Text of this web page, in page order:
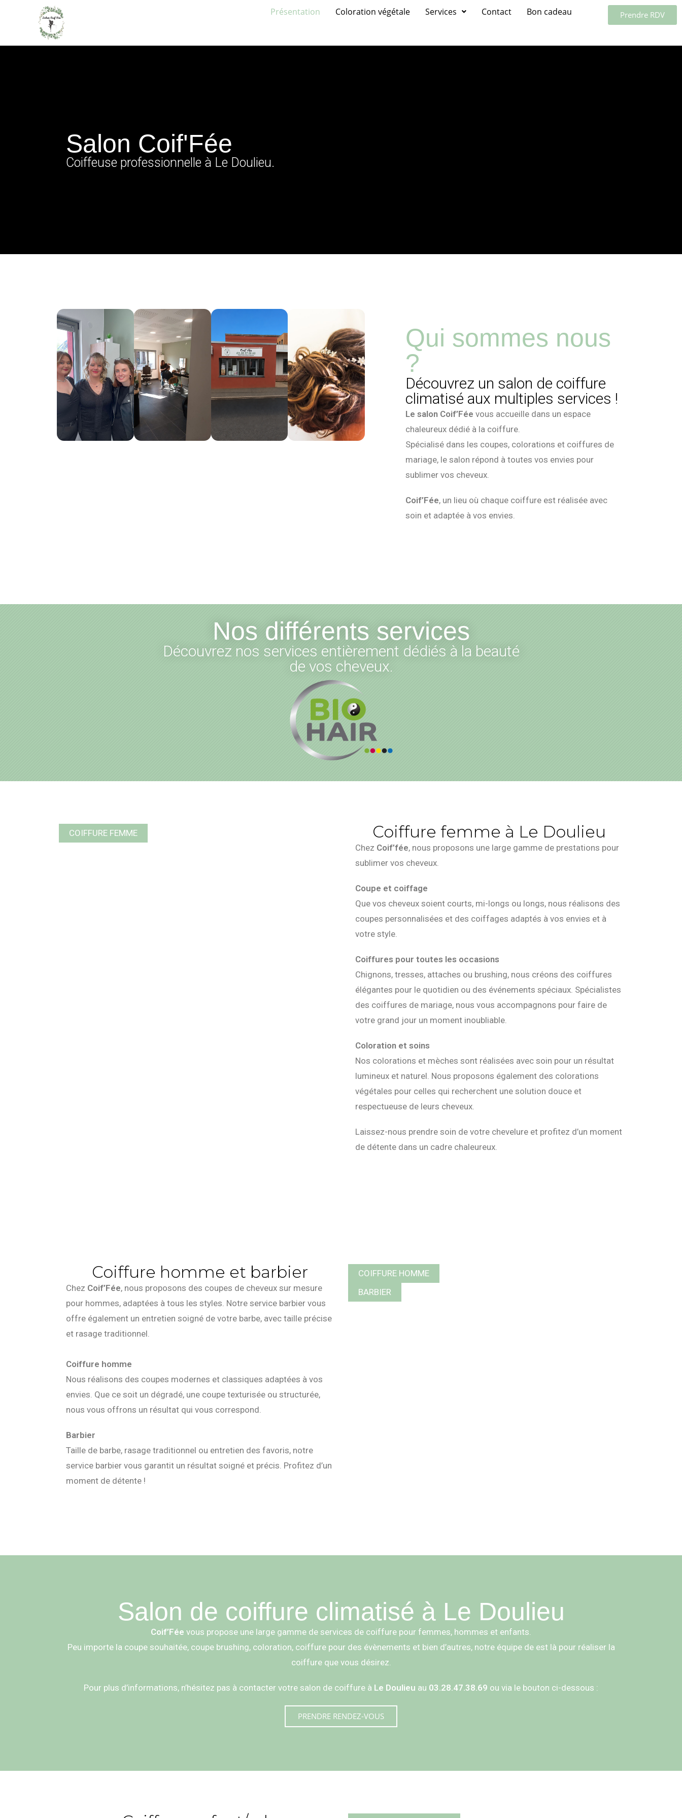
Présentation Coloration végétale Services Contact Bon cadeau Prendre RDV
Salon Coif'Fée
Coiffeuse professionnelle à Le Doulieu.
Qui sommes nous
?
Le salon Coif’Fée vous accueille dans un espace
chaleureux dédié à la coiffure.
Spécialisé dans les coupes, colorations et coiffures de
mariage, le salon répond à toutes vos envies pour
sublimer vos cheveux.
Coif’Fée, un lieu où chaque coiffure est réalisée avec
soin et adaptée à vos envies.
Découvrez un salon de coiffure
climatisé aux multiples services !
Nos différents services
Découvrez nos services entièrement dédiés à la beauté
de vos cheveux.
COIFFURE FEMME Coiffure femme à Le Doulieu
Chez Coif’fée, nous proposons une large gamme de prestations pour
sublimer vos cheveux.
Coupe et coiffage
Que vos cheveux soient courts, mi-longs ou longs, nous réalisons des
coupes personnalisées et des coiffages adaptés à vos envies et à
votre style.
Coiffures pour toutes les occasions
Chignons, tresses, attaches ou brushing, nous créons des coiffures
élégantes pour le quotidien ou des événements spéciaux. Spécialistes
des coiffures de mariage, nous vous accompagnons pour faire de
votre grand jour un moment inoubliable.
Coloration et soins
Nos colorations et mèches sont réalisées avec soin pour un résultat
lumineux et naturel. Nous proposons également des colorations
végétales pour celles qui recherchent une solution douce et
respectueuse de leurs cheveux.
Laissez-nous prendre soin de votre chevelure et profitez d’un moment
de détente dans un cadre chaleureux.
Coiffure homme et barbier
Chez Coif’Fée, nous proposons des coupes de cheveux sur mesure
pour hommes, adaptées à tous les styles. Notre service barbier vous
offre également un entretien soigné de votre barbe, avec taille précise
et rasage traditionnel.
Coiffure homme
Nous réalisons des coupes modernes et classiques adaptées à vos
envies. Que ce soit un dégradé, une coupe texturisée ou structurée,
nous vous offrons un résultat qui vous correspond.
Barbier
Taille de barbe, rasage traditionnel ou entretien des favoris, notre
service barbier vous garantit un résultat soigné et précis. Profitez d’un
moment de détente !
COIFFURE HOMME
BARBIER
Salon de coiffure climatisé à Le Doulieu
Coif’Fée vous propose une large gamme de services de coiffure pour femmes, hommes et enfants.
Peu importe la coupe souhaitée, coupe brushing, coloration, coiffure pour des évènements et bien d’autres, notre équipe de est là pour réaliser la
coiffure que vous désirez.
Pour plus d’informations, n’hésitez pas à contacter votre salon de coiffure à Le Doulieu au 03.28.47.38.69 ou via le bouton ci-dessous :
PRENDRE RENDEZ-VOUS